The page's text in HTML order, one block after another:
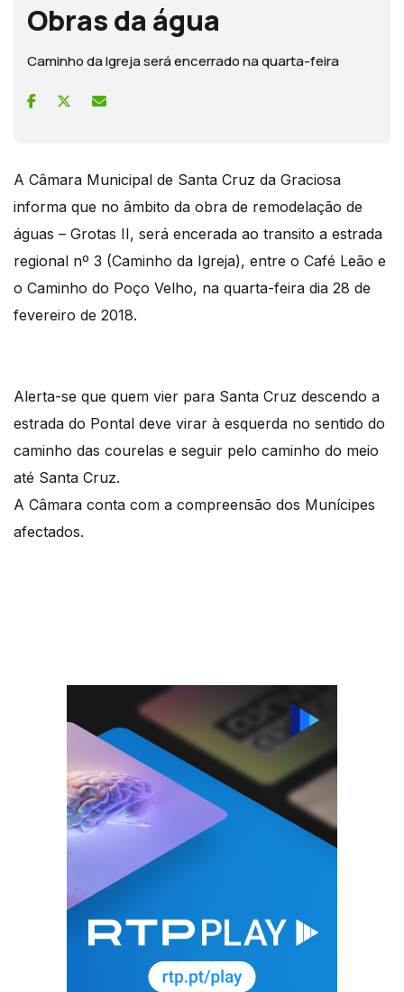
Obras da água
Caminho da Igreja será encerrado na quarta-feira
A Câmara Municipal de Santa Cruz da Graciosa
informa que no âmbito da obra de remodelação de
águas – Grotas II, será encerada ao transito a estrada
regional nº 3 (Caminho da Igreja), entre o Café Leão e
o Caminho do Poço Velho, na quarta-feira dia 28 de
fevereiro de 2018.
Alerta-se que quem vier para Santa Cruz descendo a
estrada do Pontal deve virar à esquerda no sentido do
caminho das courelas e seguir pelo caminho do meio
até Santa Cruz.
​A Câmara conta com a compreensão dos Munícipes
afectados.